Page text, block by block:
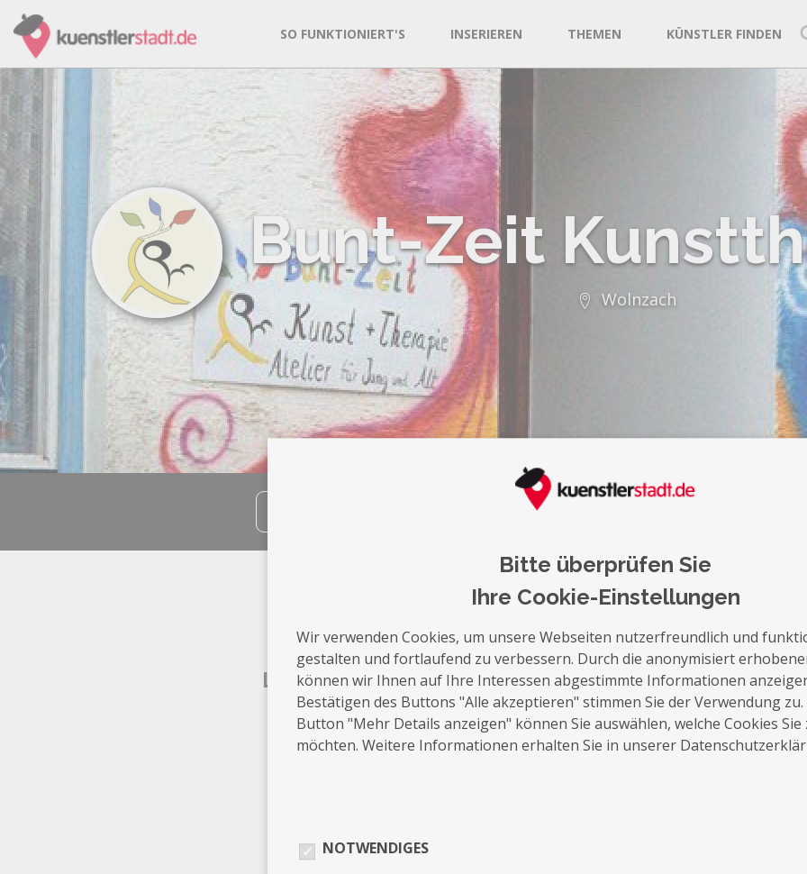
SO FUNKTIONIERT'S INSERIEREN THEMEN KÜNSTLER FINDEN
Bunt-Zeit
Wolnzach
auf die Merkliste
Wolnzach
Leistungen
Sonstige
Über Mich
Mein Name ist Petra Dockendorf und ich
Ich liebe meinen Beruf,- ich bin
neben der therapeutischen Arbeit
Erwachsene jeden Alters an.
Bitte überprüfen Sie
Ihre Cookie-Einstellungen
Wir verwenden Cookies, um unsere Webseiten nutzerfreundlich und
gestalten und fortlaufend zu verbessern. Durch die anonymisiert
können wir Ihnen auf Ihre Interessen abgestimmte Informationen
Bestätigen des Buttons "Alle akzeptieren" stimmen Sie der Verwendung
Button "Mehr Details anzeigen" können Sie auswählen, welche Cookies Sie
möchten. Weitere Informationen erhalten Sie in unserer
NOTWENDIGES